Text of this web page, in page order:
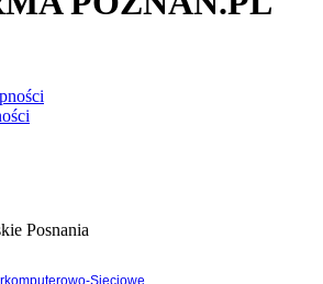
Posnania
Sieciowe